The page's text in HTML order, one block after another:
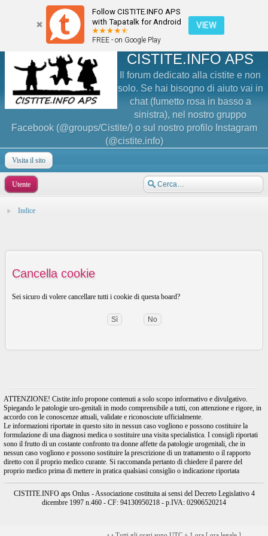
Follow CISTITE.INFO APS
with Tapatalk for Android
FREE - on Google Play
VIEW
CISTITE.INFO APS
Il forum dedicato alla cistite e non
solo. Se hai bisogno di aiuto vai in
chat (fumetto rosa in basso a
sinistra), nel nostro gruppo
Facebook (@groups/Cistite/) o sul nostro profilo Instagram
(@cistite.info)
Visita il sito
Utente
Indice
Cancella cookie
Sei sicuro di volere cancellare tutti i cookie di questa board?
ATTENZIONE! Cistite.info propone contenuti a solo scopo informativo e divulgativo.
Spiegando le patologie uro-genitali in modo comprensibile a tutti, con attenzione e rigore, in
accordo con le conoscenze attuali, validate e riconosciute ufficialmente.
Le informazioni riportate in questo sito in nessun caso vogliono e possono costituire la
formulazione di una diagnosi medica o sostituire una visita specialistica. I consigli riportati
sono il frutto di un costante confronto tra donne affette da patologie urogenitali, che in
nessun caso vogliono e possono sostituire la prescrizione di un trattamento o il rapporto
diretto con il proprio medico curante. Si raccomanda pertanto di chiedere il parere del
proprio medico prima di mettere in pratica qualsiasi consiglio o indicazione riportata
CISTITE.INFO aps Onlus - Associazione costituita ai sensi del Decreto Legislativo 4
dicembre 1997 n.460 - CF: 94130950218 - p.IVA: 02906520214